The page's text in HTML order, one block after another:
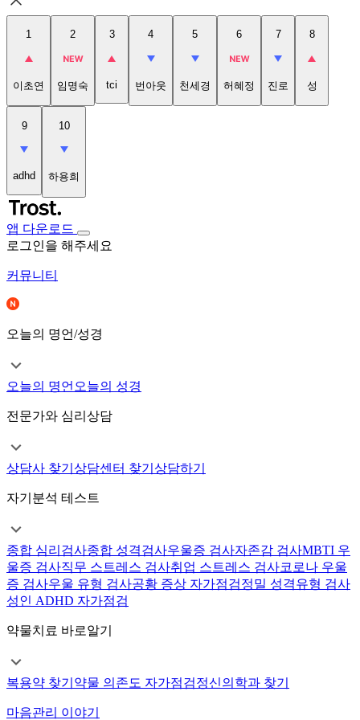
1
이초연
2
임명숙
3
tci
4
번아웃
5
천세경
6
허혜정
7
진로
8
성
9
adhd
10
하용희
앱 다운로드
로그인을 해주세요
커뮤니티
오늘의 명언/성경
오늘의 명언 오늘의 성경
전문가와 심리상담
상담사 찾기 상담센터 찾기 상담하기
자기분석 테스트
종합 심리검사종합 성격검사우울증 검사자존감 검사MBTI 우
울증 검사직무 스트레스 검사취업 스트레스 검사코로나 우울
증 검사우울 유형 검사공황 증상 자가점검정밀 성격유형 검사
성인 ADHD 자가점검
약물치료 바로알기
복용약 찾기 약물 의존도 자가점검정신의학과 찾기
마음관리 이야기